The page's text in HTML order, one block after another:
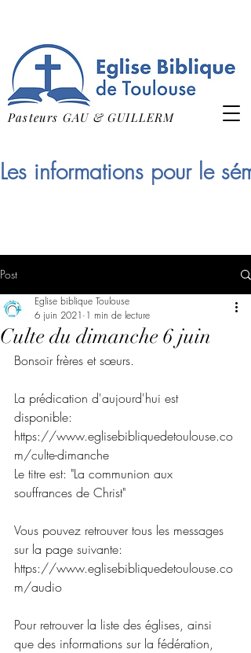
Pasteurs GAU & GUILLERM
Les informations pour le
Post
Culte du dimanche 6 juin
Eglise biblique Toulouse
6 juin 2021 1 min de lecture
Bonsoir frères et sœurs.
La prédication d'aujourd'hui est
disponible:
https://www.eglisebibliquedetoulouse.co
m/culte-dimanche
Le titre est: "La communion aux
souffrances de Christ"
Vous pouvez retrouver tous les messages
sur la page suivante:
https://www.eglisebibliquedetoulouse.co
m/audio
Pour retrouver la liste des églises, ainsi
que des informations sur la fédération,